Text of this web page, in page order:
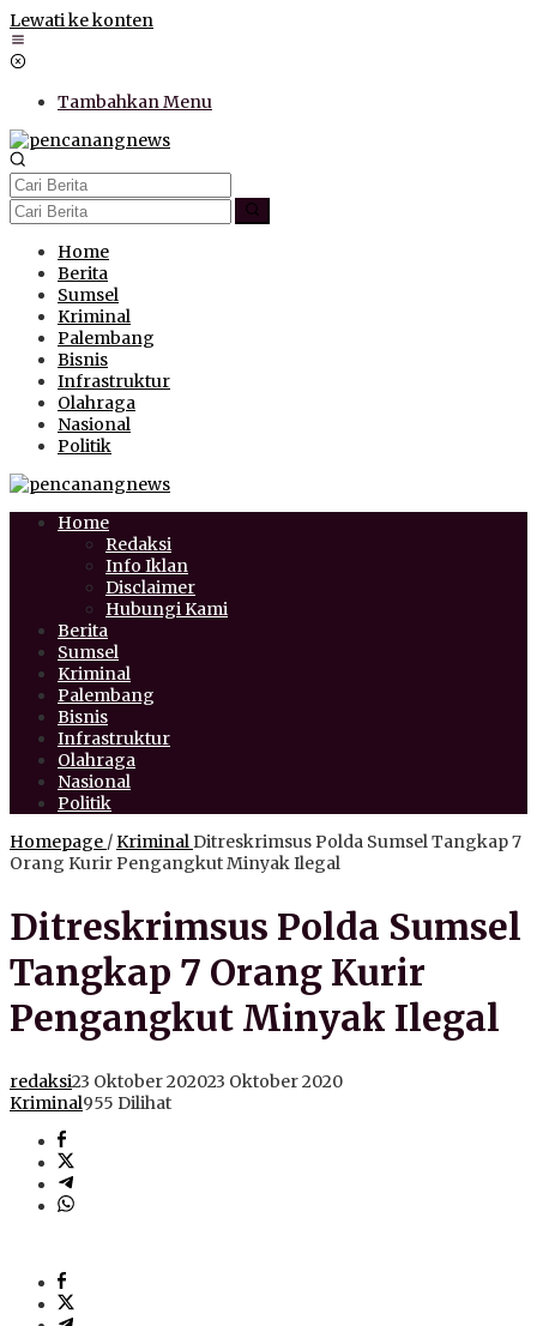
Lewati ke konten
Tambahkan Menu
Home
Berita
Sumsel
Kriminal
Palembang
Bisnis
Infrastruktur
Olahraga
Nasional
Politik
Home
Redaksi
Info Iklan
Disclaimer
Hubungi Kami
Berita
Sumsel
Kriminal
Palembang
Bisnis
Infrastruktur
Olahraga
Nasional
Politik
Homepage /KriminalDitreskrimsus Polda Sumsel Tangkap 7
Orang Kurir Pengangkut Minyak Ilegal
Ditreskrimsus Polda Sumsel
Tangkap 7 Orang Kurir
Pengangkut Minyak Ilegal
redaksi23 Oktober 202023 Oktober 2020
Kriminal955 Dilihat